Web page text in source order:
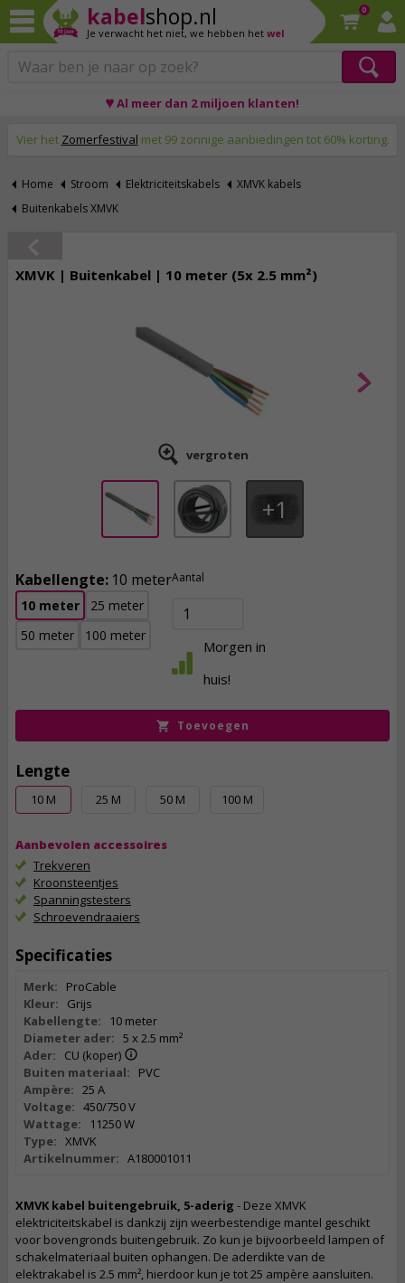
kabelshop.nl
Je verwacht het niet, we hebben het wel
0
♥ Al meer dan 2 miljoen klanten!
Vier het Zomerfestival met 99 zonnige aanbiedingen tot 60% korting.
Home Stroom Elektriciteitskabels
XMVK kabels
Buitenkabels XMVK
XMVK | Buitenkabel | 10 meter (5x 2.5 mm²)
vergroten
1
Kabellengte: 10 meter
10 meter
25 meter
50 meter
100 meter
Aantal
Morgen in
huis!
Toevoegen
Lengte
10 M 25 M 50 M 100 M
Aanbevolen accessoires
Trekveren
Kroonsteentjes
Spanningstesters
Schroevendraaiers
Specificaties
Merk:
ProCable
Kleur:
Grijs
Kabellengte:
10 meter
Diameter ader: 5 x 2.5 mm²
Ader:
CU (koper)
Buiten materiaal:
PVC
Ampère: 25 A
Voltage: 450/750 V
Wattage:
11250 W
Type: XMVK
Artikelnummer: A180001011
XMVK kabel buitengebruik, 5-aderig - Deze XMVK
elektriciteitskabel is dankzij zijn weerbestendige mantel geschikt
voor bovengronds buitengebruik. Zo kun je bijvoorbeeld lampen of
schakelmateriaal buiten ophangen. De aderdikte van de
elektrakabel is 2.5 mm², hierdoor kun je tot 25 ampère aansluiten.